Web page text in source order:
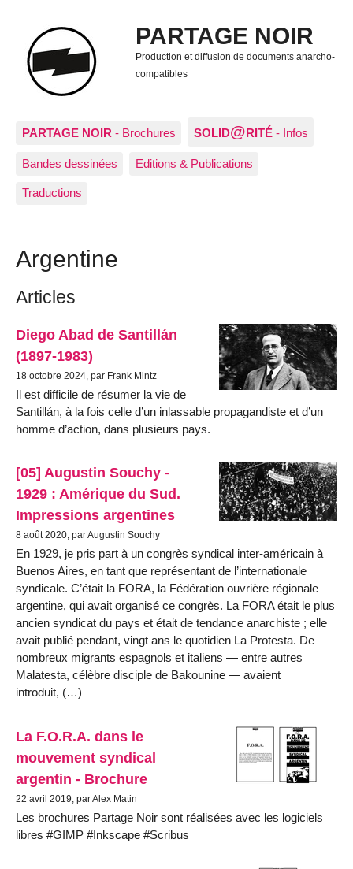
PARTAGE NOIR
Production et diffusion de documents anarcho-
compatibles
PARTAGE NOIR - Brochures SOLID@RITÉ - Infos
Bandes dessinées Editions & Publications
Traductions
Argentine
Articles
Diego Abad de Santillán
(1897-1983)
18 octobre 2024, par Frank Mintz
Il est difficile de résumer la vie de
Santillán, à la fois celle d’un inlassable propagandiste et d’un
homme d’action, dans plusieurs pays.
[05] Augustin Souchy -
1929 : Amérique du Sud.
Impressions argentines
8 août 2020, par Augustin Souchy
En 1929, je pris part à un congrès syndical inter-américain à
Buenos Aires, en tant que représentant de l’internationale
syndicale. C’était la FORA, la Fédération ouvrière régionale
argentine, qui avait organisé ce congrès. La FORA était le plus
ancien syndicat du pays et était de tendance anarchiste ; elle
avait publié pendant, vingt ans le quotidien La Protesta. De
nombreux migrants espagnols et italiens — entre autres
Malatesta, célèbre disciple de Bakounine — avaient
introduit, (…)
La F.O.R.A. dans le
mouvement syndical
argentin - Brochure
22 avril 2019, par Alex Matin
Les brochures Partage Noir sont réalisées avec les logiciels
libres #GIMP #Inkscape #Scribus